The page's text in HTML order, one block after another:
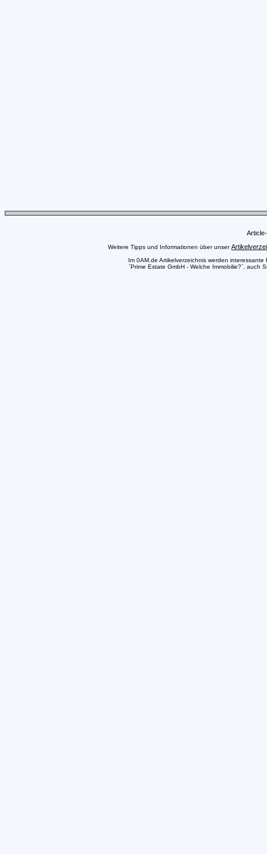
Weitere Tipps und Informationen über unser
Im 0AM.de Artikelverzeichnis werden
`Prime Estate GmbH - Welche Immobilie?`, auch